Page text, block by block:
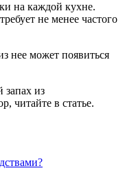
на каждой кухне.
не менее частого
нее может появиться
запах из
читайте в статье.